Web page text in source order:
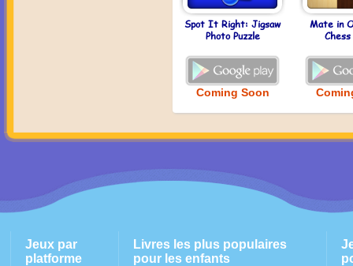
Spot It Right: Jigsaw
Photo Puzzle
Coming Soon
Mate in
Chess
Jeux par
platforme
Livres les plus populaires
pour les enfants